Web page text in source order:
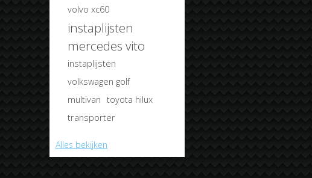
volvo xc60
instaplijsten
mercedes vito
instaplijsten
volkswagen golf
multivan toyota hilux
transporter
Alles bekijken